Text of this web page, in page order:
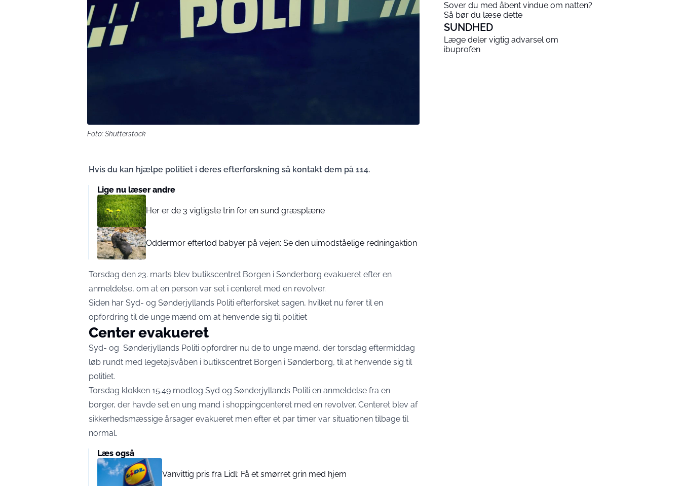
Foto: Shutterstock
Hvis du kan hjælpe politiet i deres efterforskning så kontakt dem på 114.
Lige nu læser andre
Her er de 3 vigtigste trin for en sund græsplæne
Oddermor efterlod babyer på vejen: Se den uimodståelige redningaktion
Torsdag den 23. marts blev butikscentret Borgen i Sønderborg evakueret efter en
anmeldelse, om at en person var set i centeret med en revolver.
Siden har Syd- og Sønderjyllands Politi efterforsket sagen, hvilket nu fører til en
opfordring til de unge mænd om at henvende sig til politiet
Center evakueret
Syd- og Sønderjyllands Politi opfordrer nu de to unge mænd, der torsdag eftermiddag
løb rundt med legetøjsvåben i butikscentret Borgen i Sønderborg, til at henvende sig til
politiet.
Torsdag klokken 15.49 modtog Syd og Sønderjyllands Politi en anmeldelse fra en
borger, der havde set en ung mand i shoppingcenteret med en revolver. Centeret blev af
sikkerhedsmæssige årsager evakueret men efter et par timer var situationen tilbage til
normal.
Læs også
Vanvittig pris fra Lidl: Få et smørret grin med hjem
Sover du med åbent vindue om natten?
Så bør du læse dette
SUNDHED
Læge deler vigtig advarsel om
ibuprofen